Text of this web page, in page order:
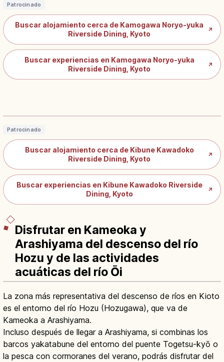
Patrocinado
Buscar alojamiento cerca de Kamogawa Noryo-yuka
Riverside Dining, Kyoto
↗
Buscar experiencias en Kamogawa Noryo-yuka
Riverside Dining, Kyoto
↗
Patrocinado
Buscar alojamiento cerca de Kibune Kawadoko
Riverside Dining, Kyoto
↗
Buscar experiencias en Kibune Kawadoko Riverside
Dining, Kyoto
↗
Disfrutar en Kameoka y
Arashiyama del descenso del río
Hozu y de las actividades
acuáticas del río Ōi
La zona más representativa del descenso de ríos en Kioto
es el entorno del río Hozu (Hozugawa), que va de
Kameoka a Arashiyama.
Incluso después de llegar a Arashiyama, si combinas los
barcos yakatabune del entorno del puente Togetsu-kyō o
la pesca con cormoranes del verano, podrás disfrutar del